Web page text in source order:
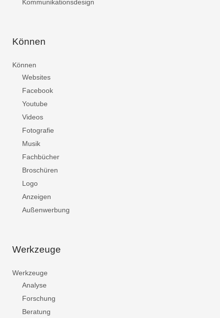
Kommunikationsdesign
Können
Können
Websites
Facebook
Youtube
Videos
Fotografie
Musik
Fachbücher
Broschüren
Logo
Anzeigen
Außenwerbung
Werkzeuge
Werkzeuge
Analyse
Forschung
Beratung